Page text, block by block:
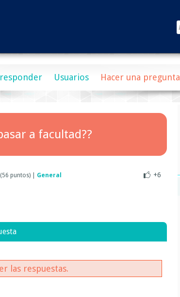
Usuarios Hacer una pregunta
a facultad??
+6
(56 puntos) General
las respuestas.